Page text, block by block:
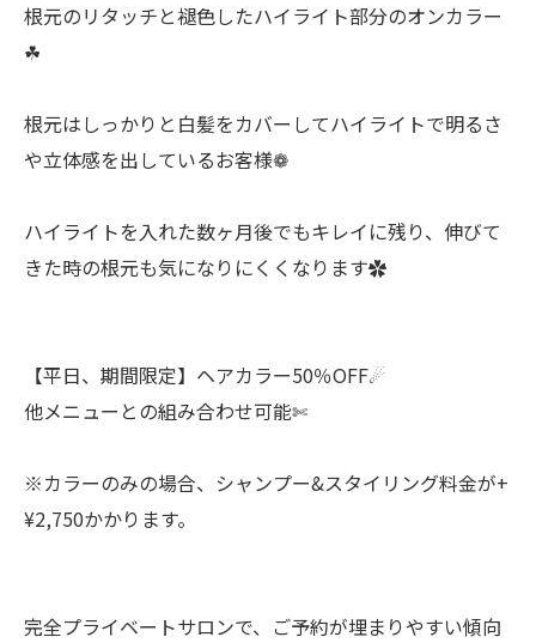
根元のリタッチと褪色したハイライト部分のオンカラー
☘︎
根元はしっかりと白髪をカバーしてハイライトで明るさ
や立体感を出しているお客様❁
ハイライトを入れた数ヶ月後でもキレイに残り、伸びて
きた時の根元も気になりにくくなります✿
【平日、期間限定】ヘアカラー50％OFF☄︎
他メニューとの組み合わせ可能✄
※カラーのみの場合、シャンプー&スタイリング料金が+
¥2,750かかります。
完全プライベートサロンで、ご予約が埋まりやすい傾向